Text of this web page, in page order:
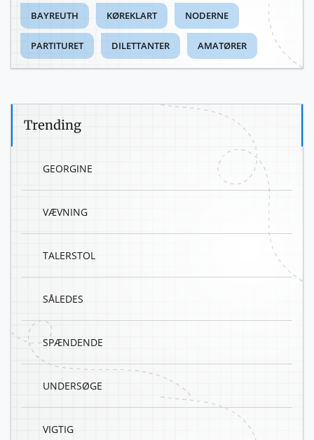
BAYREUTH KØREKLART NODERNE
PARTITURET DILETTANTER AMATØRER
Trending
GEORGINE
VÆVNING
TALERSTOL
SÅLEDES
SPÆNDENDE
UNDERSØGE
VIGTIG